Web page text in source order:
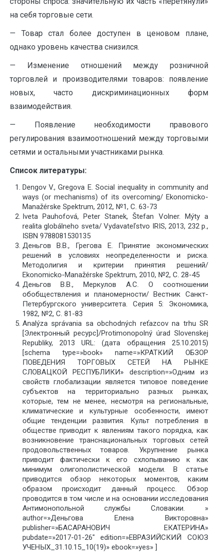
на себя торговые сети.
— Товар стал более доступен в ценовом плане,
однако уровень качества снизился.
— Изменение отношений между розничной
торговлей и производителями товаров: появление
новых, часто дискриминационных форм
взаимодействия.
— Появление необходимости правового
регулирования взаимоотношений между торговыми
сетями и остальными участниками рынка.
Список литературы:
Dengov V., Gregova E. Social inequality in community and
ways (or mechanisms) of its overcoming/ Ekonomicko-
Manažérske Spektrum, 2012, №1, С. 63-73
Iveta Pauhofová, Peter Stanek, Štefan Volner. Mýty a
realita globálneho sveta/ Vydavateľstvo IRIS, 2013, 232 p.,
ISBN 9788081530135
Деньгов В.В., Грегова Е. Принятие экономических
решений в условиях неопределенности и риска.
Методолигия и критерии принятия решений/
Ekonomicko-Manažérske Spektrum, 2010, №2, C. 28-45
Деньгов В.В., Меркулов А.С. О соотношении
обобществления и планомерности/ Вестник Санкт-
Петербургского университета. Серия 5: Экономика,
1982, №2, С. 81-83
Analýza správania sa obchodných reťazcov na trhu SR
[Электронный ресурс]/Protimonopolný úrad Slovenskej
Republiky, 2013 URL: (дата обращения 25.10.2015)
[schema type=»book» name=»КРАТКИЙ ОБЗОР
ПОВЕДЕНИЯ ТОРГОВЫХ СЕТЕЙ НА РЫНКЕ
СЛОВАЦКОЙ РЕСПУБЛИКИ» description=»Одним из
свойств глобализации является типовое поведение
субъектов на территориально разных рынках,
которые, тем не менее, несмотря на региональные,
климатические и культурные особенности, имеют
общие тенденции развития. Культ потребления в
обществе приводит к явлениям такого порядка, как
возникновение транснациональных торговых сетей
продовольственных товаров. Укрупнение рынка
приводит фактически к его схлопыванию к как
минимум олигополистической модели. В статье
приводитcя обзор некоторых моментов, каким
образом происходит данный процесс. Обзор
проводится в том числе и на основании исследования
Антимонопольной службы Словакии. »
author=»Деньгова Елена Викторовна»
publisher=»БАСАРАНОВИЧ ЕКАТЕРИНА»
pubdate=»2017-01-26″ edition=»ЕВРАЗИЙСКИЙ СОЮЗ
УЧЕНЫХ_31.10.15_10(19)» ebook=»yes» ]